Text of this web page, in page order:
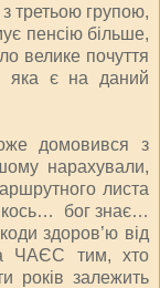
третьою групою,
пенсію більше,
велике почуття
яка є на даний
домовився з
нарахували,
листа
бог знає…
здоров’ю від
на ЧАЄС тим, хто
років залежить